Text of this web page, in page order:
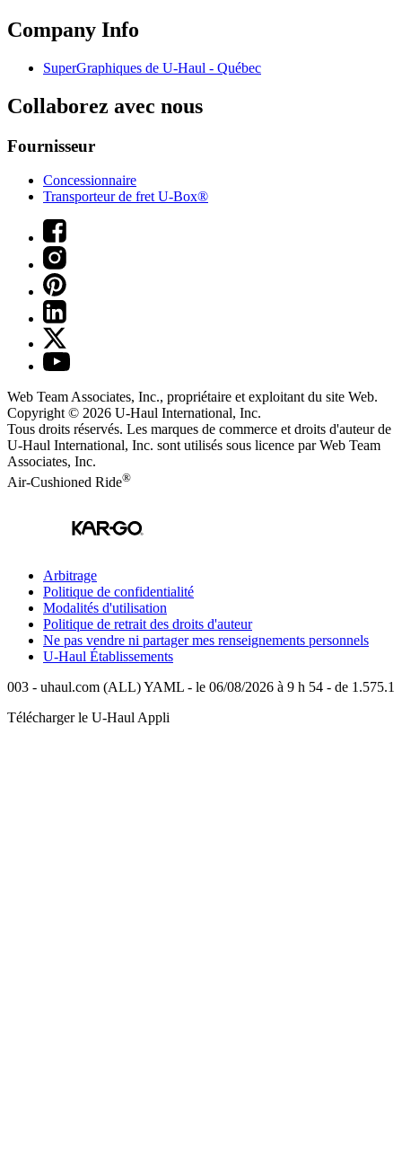
Company Info
SuperGraphiques de U-Haul - Québec
Collaborez avec nous
Fournisseur
Concessionnaire
Transporteur de fret U-Box®
Web Team Associates, Inc., propriétaire et exploitant du site Web.
Copyright © 2026 U-Haul International, Inc.
Tous droits réservés. Les marques de commerce et droits d'auteur de
U-Haul International, Inc. sont utilisés sous licence par Web Team
Associates, Inc.
Air-Cushioned Ride®
Arbitrage
Politique de confidentialité
Modalités d'utilisation
Politique de retrait des droits d'auteur
Ne pas vendre ni partager mes renseignements personnels
U-Haul Établissements
003 - uhaul.com (ALL) YAML - le 06/08/2026 à 9 h 54 - de 1.575.1
Télécharger le U-Haul Appli